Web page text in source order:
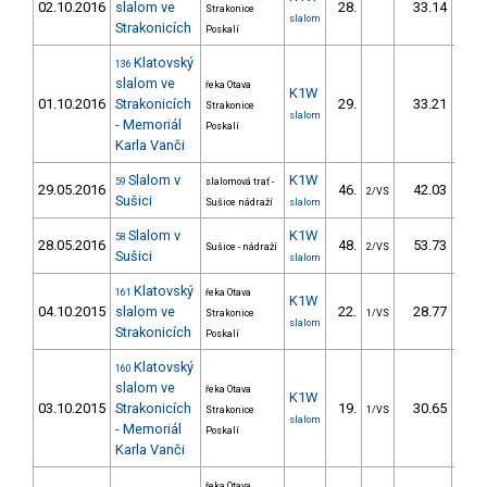
02.10.2016
slalom ve
Strakonicích
Strakonice
Poskalí
slalom
28. 33.14
01.10.2016
136 Klatovský
slalom ve
Strakonicích
- Memoriál
Karla Vanči
řeka Otava
Strakonice
Poskalí
K1W
slalom
29. 33.21
29.05.2016 59 Slalom v
Sušici
slalomová trať -
Sušice nádraží
K1W
slalom
46. 2/VS 42.03
28.05.2016 58 Slalom v
Sušici
Sušice - nádraží
K1W
slalom
48. 2/VS 53.73
04.10.2015
161 Klatovský
slalom ve
Strakonicích
řeka Otava
Strakonice
Poskalí
K1W
slalom
22. 1/VS 28.77
03.10.2015
160 Klatovský
slalom ve
Strakonicích
- Memoriál
Karla Vanči
řeka Otava
Strakonice
Poskalí
K1W
slalom
19. 1/VS 30.65